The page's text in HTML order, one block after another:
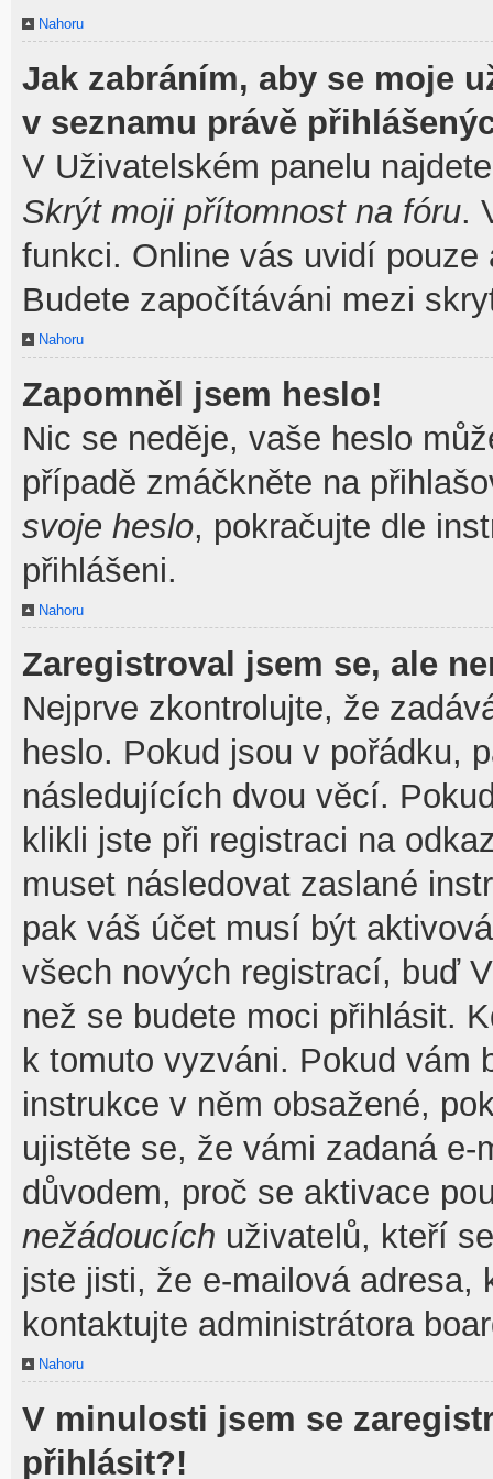
Nahoru
Jak zabráním, aby se moje
v seznamu právě
V Uživatelském panelu
Skrýt moji přítomnost na fóru.
funkci. Online vás uvidí
Budete započítáváni mezi
Nahoru
Zapomněl jsem heslo!
Nic se neděje, vaše heslo
případě zmáčkněte na
svoje heslo, pokračujte dle
přihlášeni.
Nahoru
Zaregistroval jsem se, ale
Nejprve zkontrolujte, že
heslo. Pokud jsou v pořádku,
následujících dvou věcí.
klikli jste při registraci na
muset následovat zaslané
pak váš účet musí být
všech nových registrací, buď
než se budete moci přihlásit.
k tomuto vyzváni. Pokud vám
instrukce v něm obsažené,
ujistěte se, že vámi zadaná
důvodem, proč se aktivace
nežádoucích uživatelů, kteří
jste jisti, že e-mailová adresa,
kontaktujte administrátora
Nahoru
V minulosti jsem se
přihlásit?!